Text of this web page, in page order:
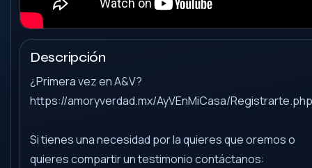
Descripción
¿Primera vez en A&V?
https://amoryverdad.mx/AyVEnMiCasa/Registrarte.php
Si tienes una necesidad por la quieres que oremos o
quieres compartir un testimonio contáctanos: